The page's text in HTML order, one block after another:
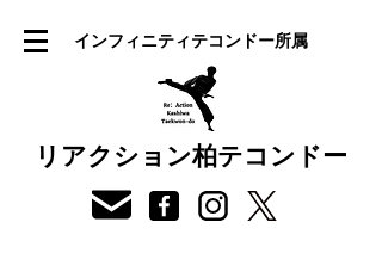
インフィニティテコンドー所属
リアクション柏テコンドー